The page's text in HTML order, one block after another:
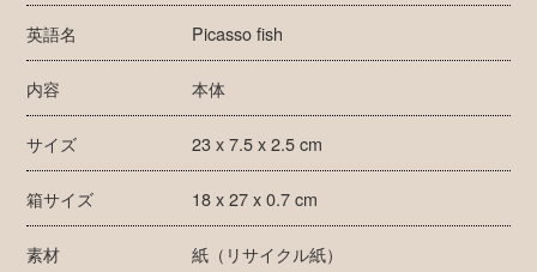
英語名 Picasso fish
内容 本体
サイズ 23 x 7.5 x 2.5 cm
箱サイズ 18 x 27 x 0.7 cm
素材 紙（リサイクル紙）